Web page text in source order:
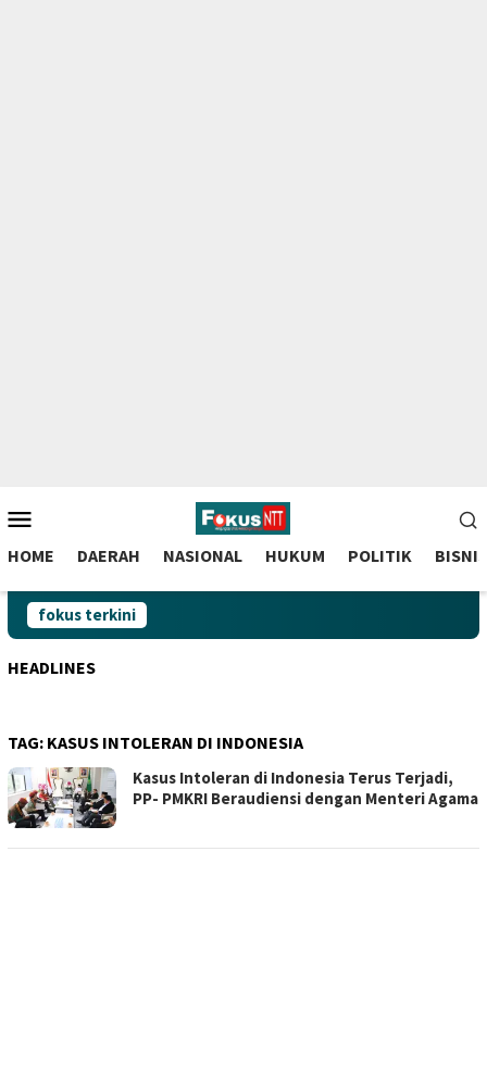
to
contentMobile
HOME DAERAH NASIONAL HUKUM POLITIK BISNIS
fokus terkini
HEADLINES
TAG: KASUS INTOLERAN DI INDONESIA
Kasus Intoleran di Indonesia Terus Terjadi,
PP- PMKRI Beraudiensi dengan Menteri Agama